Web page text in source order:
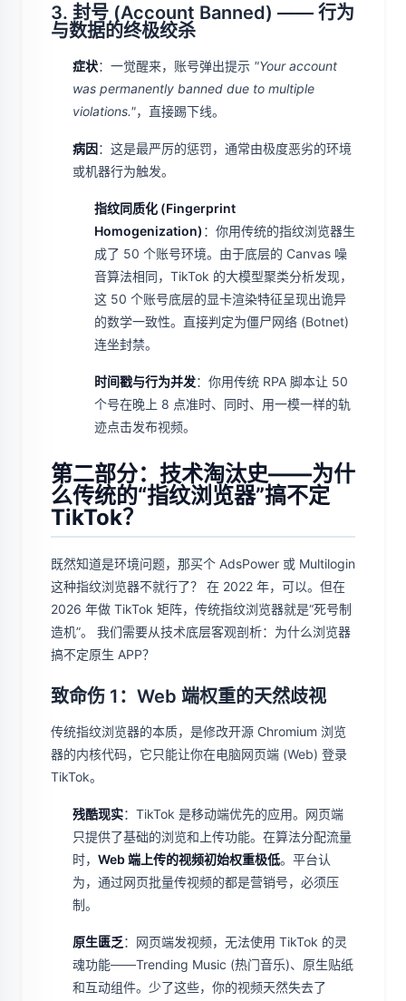
3. 封号 (Account Banned) —— 行为
与数据的终极绞杀
症状：一觉醒来，账号弹出提示 "Your account
was permanently banned due to multiple
violations."，直接踢下线。
病因：这是最严厉的惩罚，通常由极度恶劣的环境
或机器行为触发。
指纹同质化 (Fingerprint
Homogenization) ：你用传统的指纹浏览器生
成了 50 个账号环境。由于底层的 Canvas 噪
音算法相同，TikTok 的大模型聚类分析发现，
这 50 个账号底层的显卡渲染特征呈现出诡异
的数学一致性。直接判定为僵尸网络 (Botnet)
连坐封禁。
时间戳与行为并发：你用传统 RPA 脚本让 50
个号在晚上 8 点准时、同时、用一模一样的轨
迹点击发布视频。
第二部分：技术淘汰史——为什
么传统的“指纹浏览器”搞不定
TikTok？
既然知道是环境问题，那买个 AdsPower 或 Multilogin
这种指纹浏览器不就行了？ 在 2022 年，可以。但在
2026 年做 TikTok 矩阵，传统指纹浏览器就是“死号制
造机”。 我们需要从技术底层客观剖析：为什么浏览器
搞不定原生 APP？
致命伤 1：Web 端权重的天然歧视
传统指纹浏览器的本质，是修改开源 Chromium 浏览
器的内核代码，它只能让你在电脑网页端 (Web) 登录
TikTok。
残酷现实：TikTok 是移动端优先的应用。网页端
只提供了基础的浏览和上传功能。在算法分配流量
时， Web 端上传的视频初始权重极低。平台认
为，通过网页批量传视频的都是营销号，必须压
制。
原生匮乏：网页端发视频，无法使用 TikTok 的灵
魂功能——Trending Music (热门音乐)、原生贴纸
和互动组件。少了这些，你的视频天然失去了